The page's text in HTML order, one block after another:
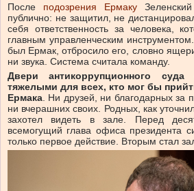
После подозрения Ермаку
публично: не защитил, не
себя ответственность за человека,
главным управленческим
был Ермак, отбросило его, словно
ни звука. Система считала команду.
Двери антикоррупционного суда
тяжелыми для всех, кто мог бы
Ермака. Ни друзей, ни благодарных за
ни вчерашних своих. Родных, как
захотел видеть в зале. Перед
всемогущий глава офиса президента
только первое действие. Вторым стал